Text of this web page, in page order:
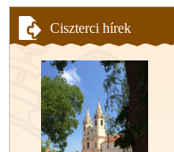
Ciszterci hírek